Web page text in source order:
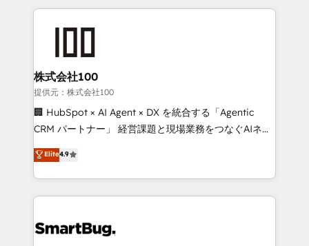
Company of the Year 2024/25 INSIDEA helps
and build AI-powered workflows that drive adoption
from week one, in your time zone. What we do ➤
Onboarding: Live in weeks, with workflows built
around your business, not a template. ➤ Migration:
Move from any legacy CRM. Zero downtime, full data
run your revenue process. Sales, marketing, and
service wired together. ➤ AI and Integrations: Layer
tune-ups, feature rollouts, adoption coaching. Buying
HubSpot, switching to it, or reviving a stale portal?
株式会社100
提供元：株式会社100
🏢 HubSpot × AI Agent × DX を統合する「Agentic
CRM パートナー」 経営課題と現場業務をつなぐAIネイ
ティブ・エージェンシーとして、HubSpot Eliteの実装
力で顧客フロント業務を再設計します。 💡 100inc は何
をする会社か？ HubSpotを共通基盤に、AIエージェン
トを組み込んだ顧客フロント業務（マーケティング・営
ィブ・エージェンシーです。事業部・グループ会社・部
Elite4.9